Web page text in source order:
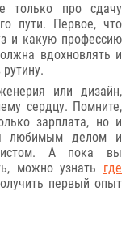
только про сдачу
пути. Первое, что
и какую профессию
вдохновлять и
или дизайн,
сердцу. Помните,
зарплата, но и
любимым делом и
А пока вы
можно узнать где
первый опыт